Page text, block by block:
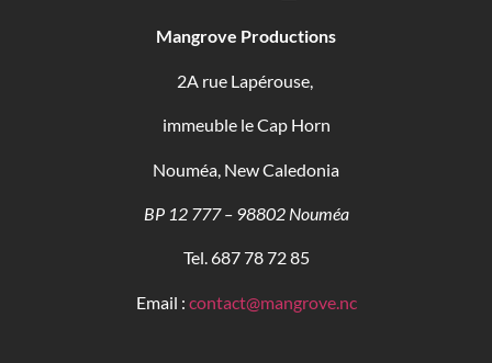
Mangrove Productions
2A rue Lapérouse,
immeuble le Cap Horn
Nouméa, New Caledonia
BP 12 777 – 98802 Nouméa
Tel. 687 78 72 85
Email : contact@mangrove.nc